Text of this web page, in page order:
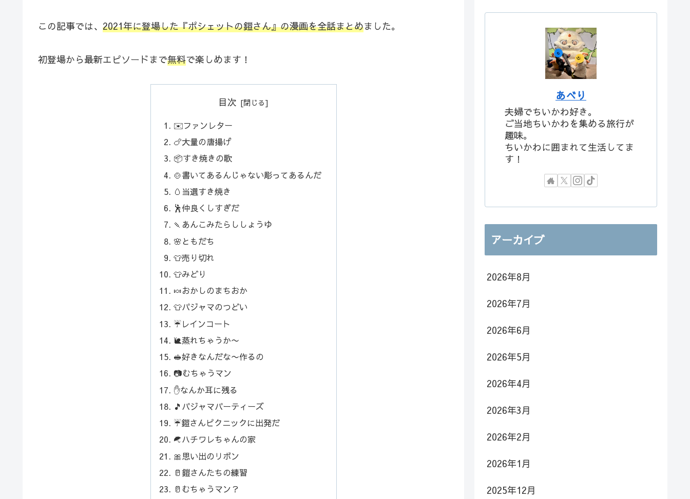
この記事では、 2021年に登場した『ポシェットの鎧さん』の漫画を全話まとめました。
初登場から最新エピソードまで無料で楽しめます！
目次
✉️ファンレター
🍗大量の唐揚げ
📦すき焼きの歌
🍲書いてあるんじゃない彫ってあるんだ
🥚当選すき焼き
🕺仲良くしすぎだ
🍡あんこみたらししょうゆ
🌸ともだち
👕売り切れ
👕みどり
🍬おかしのまちおか
👕パジャマのつどい
☔️レインコート
🐌蒸れちゃうか〜
🥪好きなんだな〜作るの
📷むちゃうマン
✋なんか耳に残る
🎵パジャマパーティーズ
☔️鎧さんピクニックに出発だ
☂️ハチワレちゃんの家
🎀思い出のリボン
🥛鎧さんたちの練習
🥛むちゃうマン？
あべり
夫婦でちいかわ好き。
ご当地ちいかわを集める旅行が
趣味。
ちいかわに囲まれて生活してま
す！
アーカイブ
2026年8月
2026年7月
2026年6月
2026年5月
2026年4月
2026年3月
2026年2月
2026年1月
2025年12月